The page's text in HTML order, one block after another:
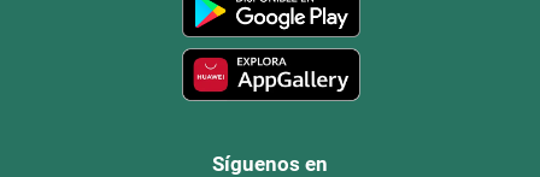
Síguenos en